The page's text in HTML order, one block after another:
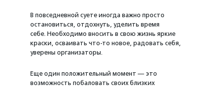
В повседневной суете иногда важно просто
остановиться, отдохнуть, уделить время
себе. Необходимо вносить в свою жизнь яркие
краски, осваивать что-то новое, радовать себя,
уверены организаторы.
Еще один положительный момент — это
возможность побаловать своих близких